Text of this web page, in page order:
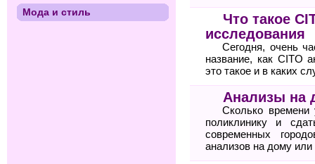
Что такое
исследования
Сегодня, очень
название, как CITO
это такое и в каких
Анализы на
Сколько
поликлинику и
современных
анализов на дому
Мода и стиль